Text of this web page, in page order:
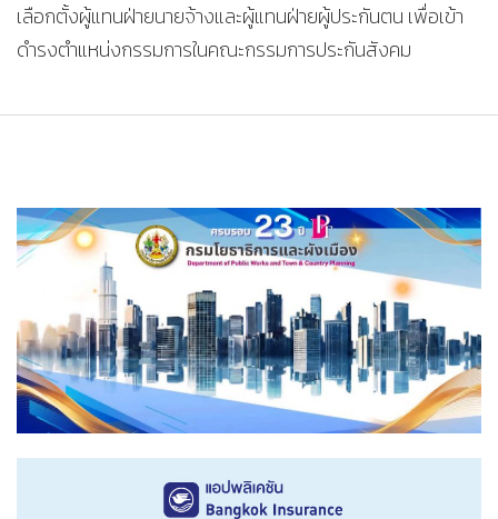
เลือกตั้งผู้แทนฝ่ายนายจ้างและผู้แทนฝ่ายผู้ประกันตน เพื่อเข้า
ดำรงตำแหน่งกรรมการในคณะกรรมการประกันสังคม